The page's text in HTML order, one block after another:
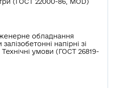
обладнання
напірні зі
умови (ГОСТ 26819-